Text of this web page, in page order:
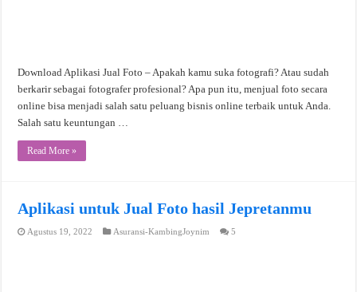
Download Aplikasi Jual Foto – Apakah kamu suka fotografi? Atau sudah
berkarir sebagai fotografer profesional? Apa pun itu, menjual foto secara
online bisa menjadi salah satu peluang bisnis online terbaik untuk Anda.
Salah satu keuntungan …
Read More »
Aplikasi untuk Jual Foto hasil Jepretanmu
Agustus 19, 2022 Asuransi-KambingJoynim 5